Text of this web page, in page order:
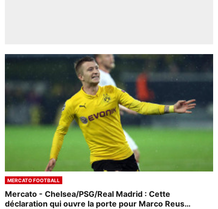
MERCATO FOOTBALL
Mercato - Chelsea/PSG/Real Madrid : Cette
déclaration qui ouvre la porte pour Marco Reus…